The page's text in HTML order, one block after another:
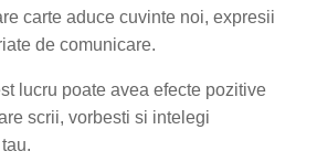
carte aduce cuvinte noi, expresii
de comunicare.
lucru poate avea efecte pozitive
scrii, vorbesti si intelegi